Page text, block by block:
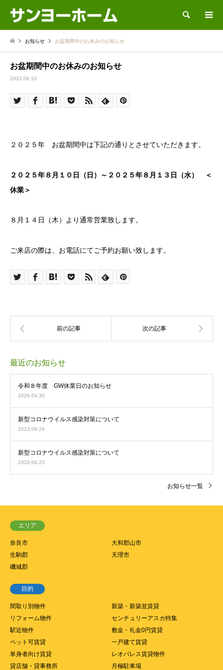
検索
お知らせ お盆期間中のお休みのお知らせ
お盆期間中のお休みのお知らせ
2023.08.10
２０２５年 お盆期間中は下記の通りとさせていただきます。
２０２５年８月１０日（日）～２０２５年８月１３日（水） ＜
休業＞
８月１４日（木）より通常営業致します。
ご来店の際は、お電話にてご予約お願い致します。
最近のお知らせ
令和８年度 GW休業日のお知らせ
2026.04.30
新型コロナウイルス感染対策について
2023.09.26
新型コロナウイルス感染対策について
2020.04.25
お知らせ一覧
エリア
奈良市
大和郡山市
生駒郡
天理市
磯城郡
目的
間取り別物件
新築・新築並賃貸
リフォーム物件
センチュリーアスカ特集
駅近物件
敷金・礼金0円賃貸
ペット可賃貸
一戸建て賃貸
単身者向け賃貸
レオパレス賃貸物件
貸店舗・貸事務所
月極駐車場